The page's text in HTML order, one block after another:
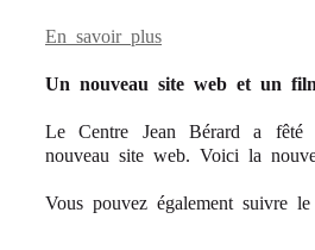
En savoir plus
Un nouveau site web et un
Le Centre Jean Bérard a fêté
nouveau site web. Voici la
Vous pouvez également suivre